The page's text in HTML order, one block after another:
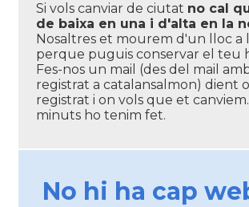
Si vols canviar de ciutat no cal
de baixa en una i d'alta en la
Nosaltres et mourem d'un lloc a
perque puguis conservar el teu
Fes-nos un mail (des del mail
registrat a catalansalmon) dient
registrat i on vols que et
minuts ho tenim fet.
No hi ha cap